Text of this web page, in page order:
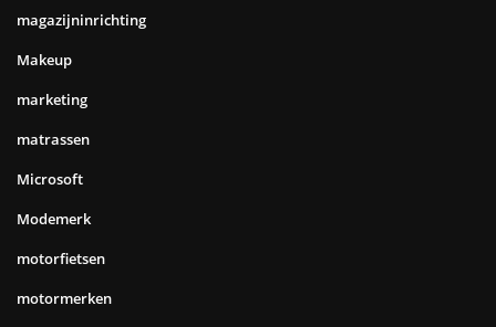
magazijninrichting
Makeup
marketing
matrassen
Microsoft
Modemerk
motorfietsen
motormerken